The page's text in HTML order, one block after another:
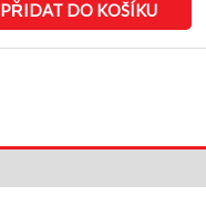
PŘIDAT DO KOŠÍKU